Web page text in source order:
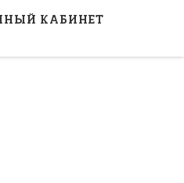
КАБИНЕТ